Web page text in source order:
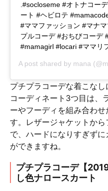
.#socloseme #オトナコー
ート #ヘビロテ
#ママファッション #マナ
プルコーデ #おちびコーデ
#mamagirl #locari #ママリ
A post shared by mana
プチプラコーデな着こな
コーディネート3つ目は、
ーやフーディを組み合わ
す。レザージャケットか
で、ハードになりすぎず
ができますね。
プチプラコーデ【
し色ナロースカート